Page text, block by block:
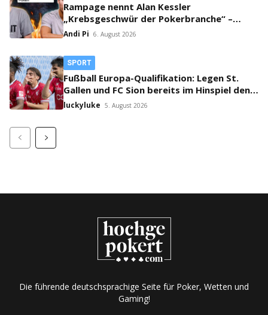
Rampage nennt Alan Kessler
„Krebsgeschwür der Pokerbranche“ –
Streit auf X eskaliert!
Andi Pi 6. August 2026
SPORT
Fußball Europa-Qualifikation: Legen St.
Gallen und FC Sion bereits im Hinspiel den
Grundstein fürs Weiterkommen?
luckyluke 5. August 2026
Die führende deutschsprachige Seite für Poker, Wetten und
Gaming!